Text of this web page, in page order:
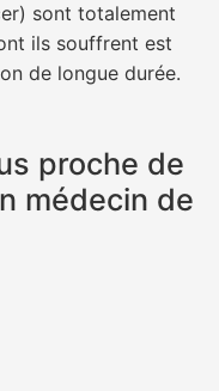
sont totalement
ils souffrent est
de longue durée.
proche de
médecin de